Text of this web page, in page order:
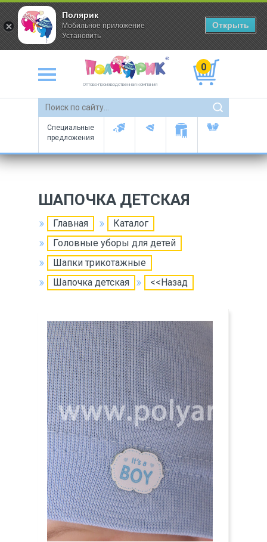
Оптово-производственная компания
0
Специальные
предложения
ШАПОЧКА ДЕТСКАЯ
Главная
Каталог
Головные уборы для детей
Шапки трикотажные
Шапочка детская
<<Назад
Полярик
Мобильное приложение
Установить
Открыть